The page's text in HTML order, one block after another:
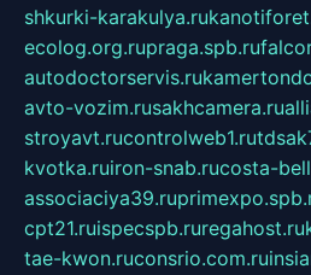
shkurki-karakulya.ru
ecolog.org.rupraga.spb.ru
autodoctorservis.ru
avto-vozim.rusakhcamera.ru
stroyavt.rucontrolweb1.ru
kvotka.ruiron-snab.rucosta-
associaciya39.ru
cpt21.ruispecspb.ruregahost.ru
tae-kwon.ruconsrio.com.ru